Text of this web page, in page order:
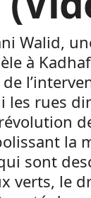
Walid,
à
les rues
la
sont
verts, le